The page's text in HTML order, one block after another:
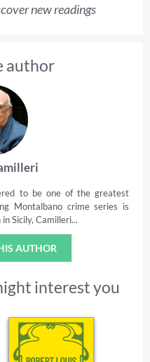
new readings
author
to be one of the greatest
Montalbano crime series is
Sicily, Camilleri...
AUTHOR
interest you